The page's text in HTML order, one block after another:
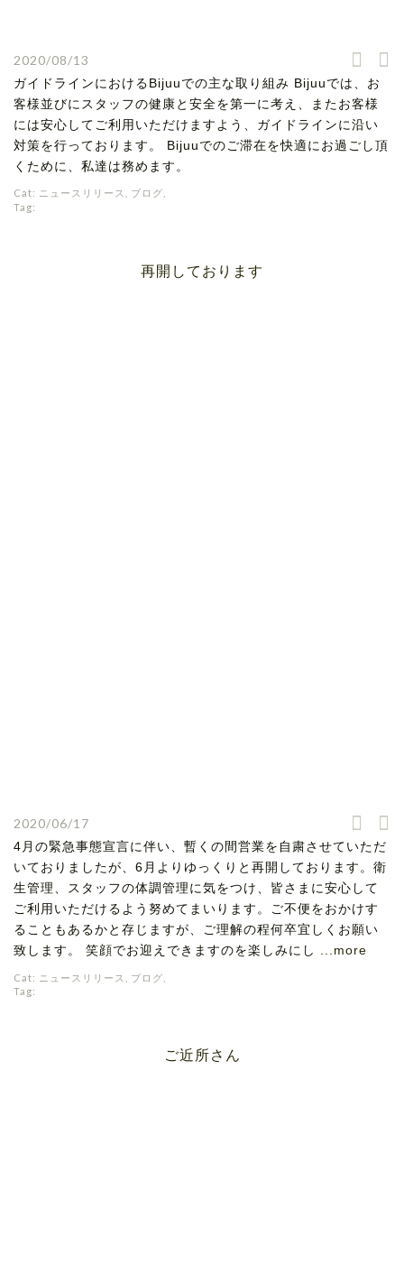
2020/08/13
ガイドラインにおけるBijuuでの主な取り組み Bijuuでは、お
客様並びにスタッフの健康と安全を第一に考え、またお客様
には安心してご利用いただけますよう、ガイドラインに沿い
対策を行っております。 Bijuuでのご滞在を快適にお過ごし頂
くために、私達は務めます。
Cat: ニュースリリース ブログ
Tag:
再開しております
2020/06/17
4月の緊急事態宣言に伴い、暫くの間営業を自粛させていただ
いておりましたが、6月よりゆっくりと再開しております。衛
生管理、スタッフの体調管理に気をつけ、皆さまに安心して
ご利用いただけるよう努めてまいります。ご不便をおかけす
ることもあるかと存じますが、ご理解の程何卒宜しくお願い
致します。 笑顔でお迎えできますのを楽しみにし
...more
Cat: ニュースリリース ブログ
Tag:
ご近所さん